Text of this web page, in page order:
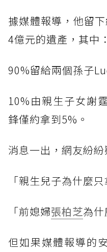
據媒體報導，他留
4億元的遺產，其中：
90%留給兩個孫子
10%由親生子女謝
鋒僅約拿到5%。
消息一出，網友紛紛
「親生兒子為什麼只
「前媳婦張柏芝為什
但如果媒體報導的